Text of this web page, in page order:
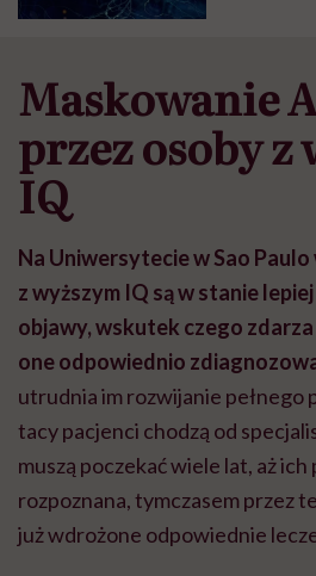
Maskowanie
przez osoby
IQ
Na Uniwersytecie w Sao
z wyższym IQ są w stanie
objawy, wskutek czego zdarza
one odpowiednio
utrudnia im rozwijanie pełnego
tacy pacjenci chodzą od
muszą poczekać wiele lat, aż
rozpoznana, tymczasem przez
już wdrożone odpowiednie